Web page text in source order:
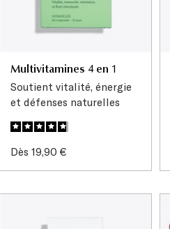
Multivitamines 4 en 1
Soutient vitalité, énergie
et défenses naturelles
Prix
Dès 19,90 €